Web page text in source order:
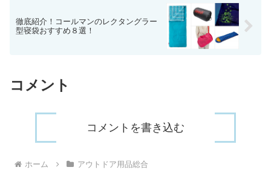
徹底紹介！コールマンのレクタングラー
型寝袋おすすめ８選！
コメント
コメントを書き込む
ホーム アウトドア用品総合